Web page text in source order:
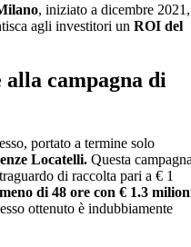
, iniziato a dicembre 2021,
agli investitori un ROI del
alla campagna di
portato a termine solo
Locatelli. Questa
di raccolta pari a € 1
di 48 ore con € 1.3
ottenuto è indubbiamente